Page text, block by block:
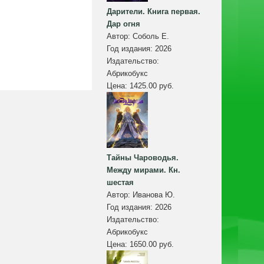
Дарители. Книга первая.
Дар огня
Автор: Соболь Е.
Год издания: 2026
Издательство:
Абрикобукс
Цена: 1425.00 руб.
Тайны Чароводья.
Между мирами. Кн.
шестая
Автор: Иванова Ю.
Год издания: 2026
Издательство:
Абрикобукс
Цена: 1650.00 руб.